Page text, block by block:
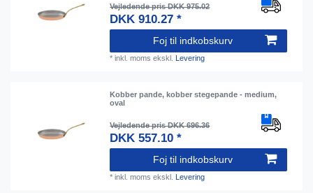
Vejledende pris DKK 975.02
DKK 910.27 *
Foj til indkobskurv
*inkl. moms ekskl. Levering
Kobber pande, kobber stegepande - medium,
oval
Vejledende pris DKK 696.36
DKK 557.10 *
Foj til indkobskurv
*inkl. moms ekskl. Levering